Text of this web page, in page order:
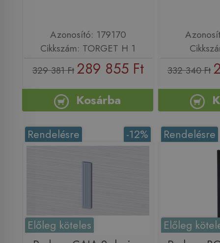
Azonosító: 179170
Cikkszám: TORGET H 1
329 381 Ft 289 855 Ft
Kosárba
332 340 Ft
-12%
Rendelésre
Előleg köteles
Rendelésre
Előleg